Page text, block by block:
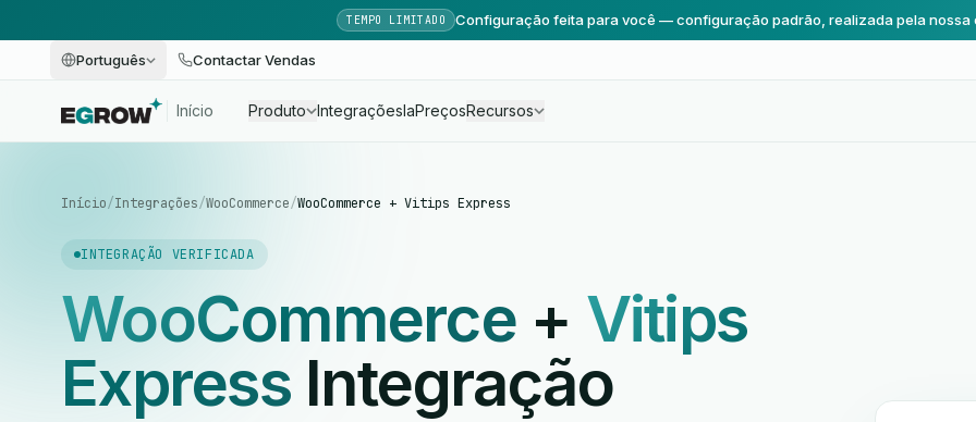
TEMPO LIMITADO Configuração feita para você — configuração padrão, realizada pela nossa
Português Contactar Vendas
Início Produto IntegraçõesIaPreçosRecursos
Início/Integrações/WooCommerce/WooCommerce + Vitips Express
INTEGRAÇÃO VERIFICADA
WooCommerce+ Vitips
ExpressIntegração